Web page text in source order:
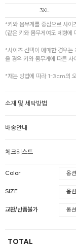
3XL
*키와 몸무게를 중심으로 사이
(같은 키와 몸무게여도 체형에
*사이즈 선택이 애매한 경우는
을 경우 키와 몸무게에 따른 사
*재는 방법에 따라 1-3cm의
소재 및 세탁방법
배송안내
체크리스트
Color
SIZE
교환/반품불가
TOTAL